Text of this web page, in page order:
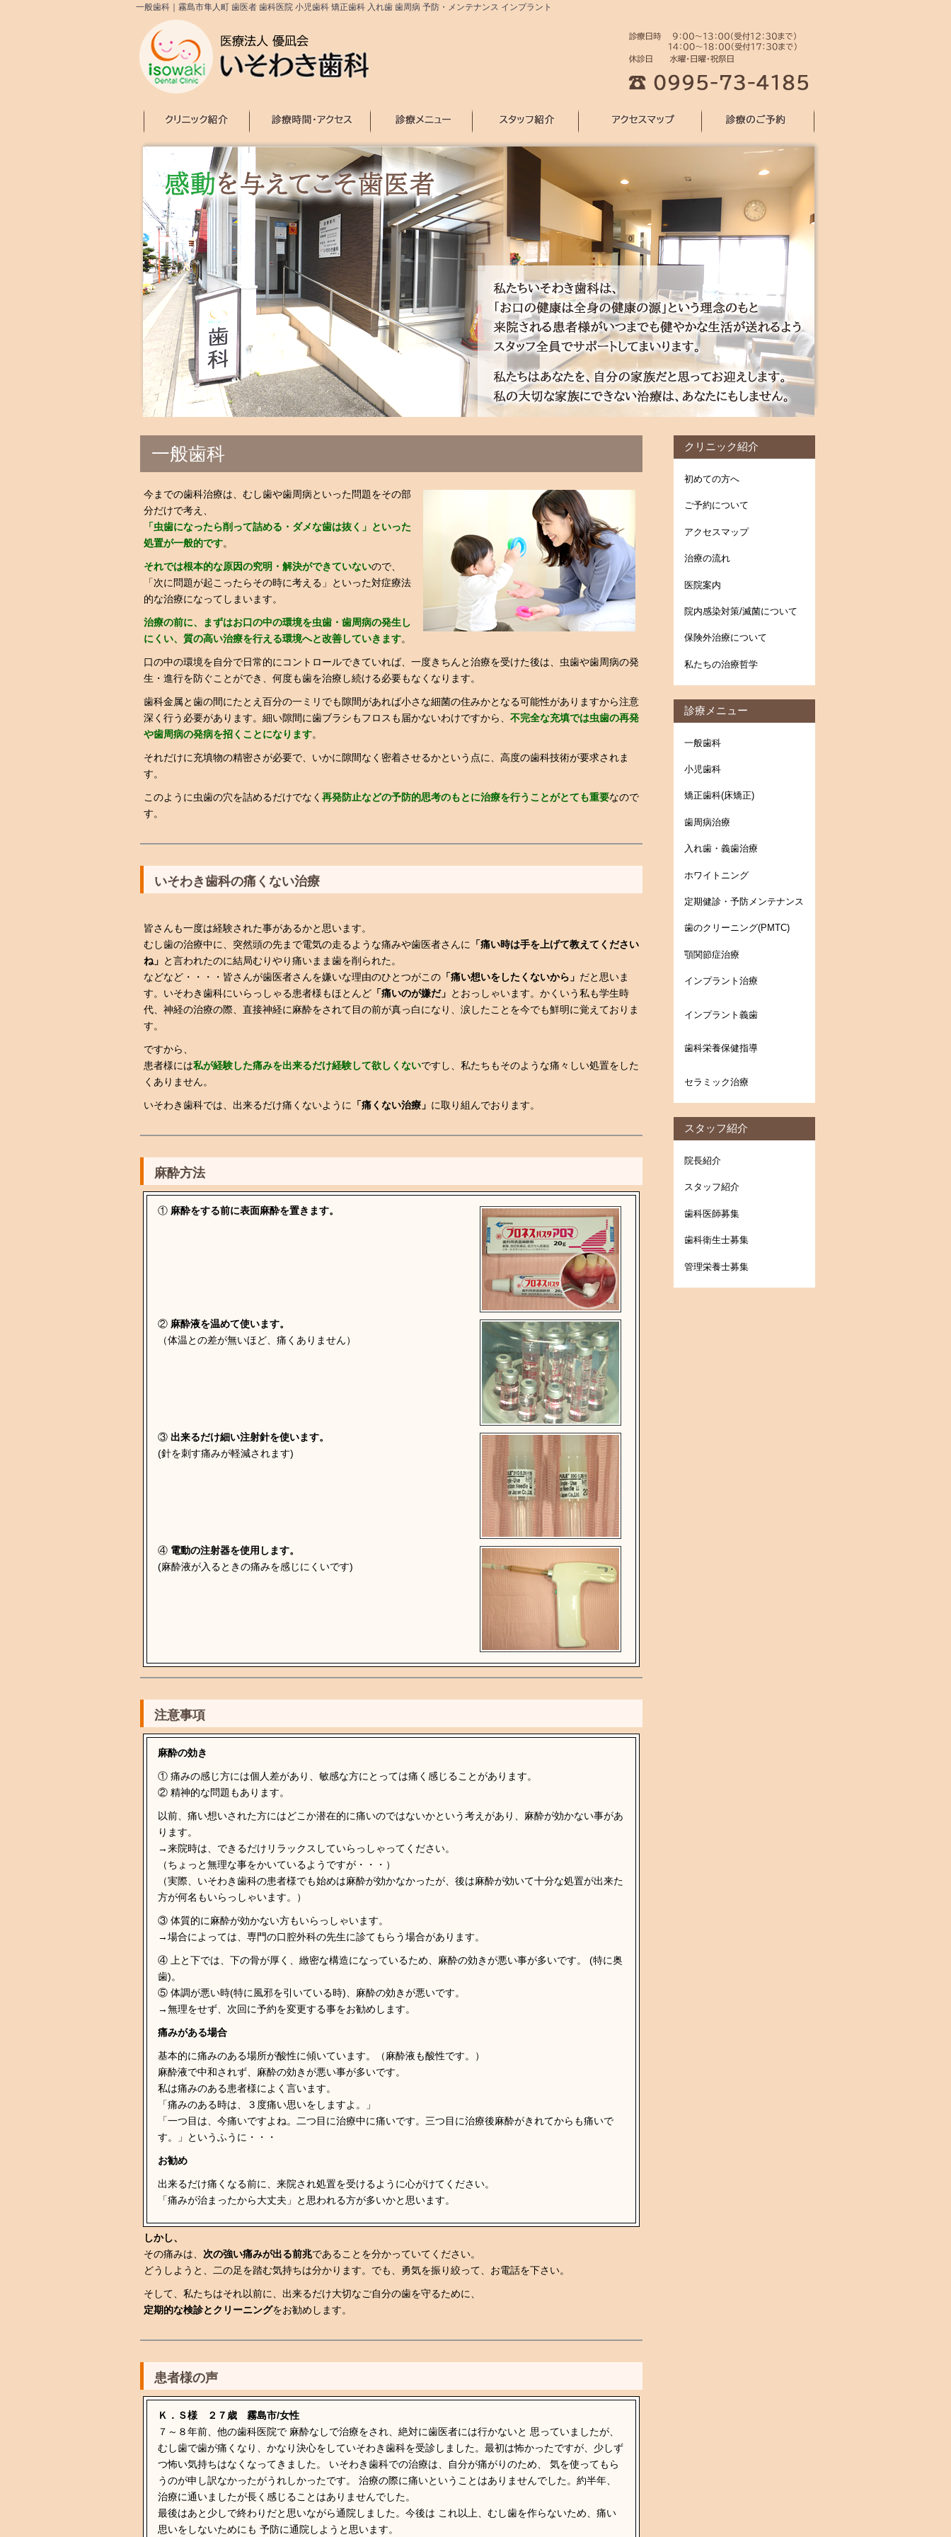
一般歯科｜霧島市隼人町 歯医者 歯科医院 小児歯科 矯正歯科 入れ歯 歯周病 予防・メンテナンス インプラント
クリニック紹介 診療時間・アクセス 診療メニュー
一般歯科
今までの歯科治療は、むし歯や歯周病といった問題をその部
分だけで考え、
「虫歯になったら削って詰める・ダメな歯は抜く」といった
処置が一般的です。
それでは根本的な原因の究明・解決ができていないので、
「次に問題が起こったらその時に考える」といった対症療法
的な治療になってしまいます。
治療の前に、まずはお口の中の環境を虫歯・歯周病の発生し
にくい、質の高い治療を行える環境へと改善していきます。
口の中の環境を自分で日常的にコントロールできていれば、一度きちんと治療を受けた後は、虫歯や歯周病の発
生・進行を防ぐことができ、何度も歯を治療し続ける必要もなくなります。
歯科金属と歯の間にたとえ百分の一ミリでも隙間があれば小さな細菌の住みかとなる可能性がありますから注意
深く行う必要があります。細い隙間に歯ブラシもフロスも届かないわけですから、 不完全な充填では虫歯の再発
や歯周病の発病を招くことになります。
それだけに充填物の精密さが必要で、いかに隙間なく密着させるかという点に、高度の歯科技術が要求されま
す。
このように虫歯の穴を詰めるだけでなく 再発防止などの予防的思考のもとに治療を行うことがとても重要なので
す。
いそわき歯科の痛くない治療
皆さんも一度は経験された事があるかと思います。
むし歯の治療中に、突然頭の先まで電気の走るような痛みや歯医者さんに
「痛い時は手を上げて教えてください
ね」 と言われたのに結局むりやり痛いまま歯を削られた。
などなど・・・・ 皆さんが歯医者さんを嫌いな理由のひとつがこの 「痛い想いをしたくないから」 だと思いま
す。いそわき歯科にいらっしゃる患者様もほとんど 「痛いのが嫌だ」 とおっしゃいます。かくいう私も学生時
代、神経の治療の際、直接神経に麻酔をされて目の前が真っ白になり、涙したことを今でも鮮明に覚えておりま
す。
ですから、
患者様には私が経験した痛みを出来るだけ経験して欲しくないですし、私たちもそのような痛々しい処置をした
くありません。
いそわき歯科では、出来るだけ痛くないように 「痛くない治療」 に取り組んでおります。
麻酔方法
① 麻酔をする前に表面麻酔を置きます。
② 麻酔液を温めて使います。
（体温との差が無いほど、痛くありません）
③ 出来るだけ細い注射針を使います。
(針を刺す痛みが軽減されます)
④ 電動の注射器を使用します。
(麻酔液が入るときの痛みを感じにくいです)
注意事項
麻酔の効き
① 痛みの感じ方には個人差があり、敏感な方にとっては痛く感じることがあります。
② 精神的な問題もあります。
以前、痛い想いされた方にはどこか潜在的に痛いのではないかという考えがあり、麻酔が効かない事があ
ります。
→来院時は、できるだけリラックスしていらっしゃってください。
（ちょっと無理な事をかいているようですが・・・）
（実際、いそわき歯科の患者様でも始めは麻酔が効かなかったが、後は麻酔が効いて十分な処置が出来た
方が何名もいらっしゃいます。）
③ 体質的に麻酔が効かない方もいらっしゃいます。
→場合によっては、専門の口腔外科の先生に診てもらう場合があります。
④ 上と下では、下の骨が厚く、緻密な構造になっているため、麻酔の効きが悪い事が多いです。 (特に奥
歯)。
⑤ 体調が悪い時(特に風邪を引いている時)、麻酔の効きが悪いです。
→無理をせず、次回に予約を変更する事をお勧めします。
痛みがある場合
基本的に痛みのある場所が酸性に傾いています。（麻酔液も酸性です。）
麻酔液で中和されず、麻酔の効きが悪い事が多いです。
私は痛みのある患者様によく言います。
「痛みのある時は、３度痛い思いをしますよ。」
「一つ目は、今痛いですよね。二つ目に治療中に痛いです。三つ目に治療後麻酔がきれてからも痛いで
す。」というふうに・・・
お勧め
出来るだけ痛くなる前に、来院され処置を受けるように心がけてください。
「痛みが治まったから大丈夫」と思われる方が多いかと思います。
しかし、
その痛みは、 次の強い痛みが出る前兆であることを分かっていてください。
どうしようと、二の足を踏む気持ちは分かります。でも、勇気を振り絞って、お電話を下さい。
そして、私たちはそれ以前に、出来るだけ大切なご自分の歯を守るために、
定期的な検診とクリーニングをお勧めします。
患者様の声
Ｋ．Ｓ様 ２７歳 霧島市/女性
７～８年前、他の歯科医院で 麻酔なしで治療をされ、絶対に歯医者には行かないと 思っていましたが、
むし歯で歯が痛くなり、かなり決心をしていそわき歯科を受診しました。最初は怖かったですが、少しず
つ怖い気持ちはなくなってきました。 いそわき歯科での治療は、自分が痛がりのため、 気を使ってもら
うのが申し訳なかったがうれしかったです。 治療の際に痛いということはありませんでした。約半年、
治療に通いましたが長く感じることはありませんでした。
最後はあと少しで終わりだと思いながら通院しました。今後は これ以上、むし歯を作らないため、痛い
思いをしないためにも 予防に通院しようと思います。
クリニック紹介
初めての方へ
ご予約について
アクセスマップ
治療の流れ
医院案内
院内感染対策/滅菌について
保険外治療について
私たちの治療哲学
診療メニュー
一般歯科
小児歯科
矯正歯科(床矯正)
歯周病治療
入れ歯・義歯治療
ホワイトニング
定期健診・予防メンテナンス
歯のクリーニング(PMTC)
顎関節症治療
インプラント治療
インプラント義歯
歯科栄養保健指導
セラミック治療
スタッフ紹介
院長紹介
スタッフ紹介
歯科医師募集
歯科衛生士募集
管理栄養士募集